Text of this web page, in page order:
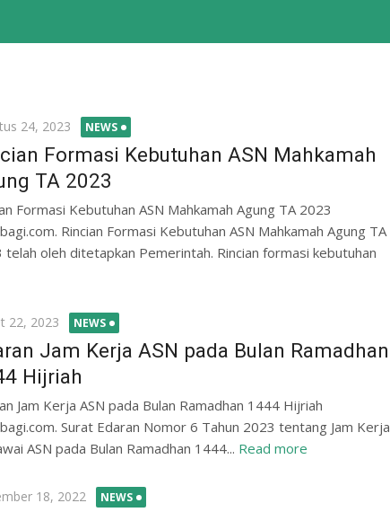
24, 2023 NEWS
Formasi Kebutuhan ASN Mahkamah
TA 2023
Formasi Kebutuhan ASN Mahkamah Agung TA 2023
Rincian Formasi Kebutuhan ASN Mahkamah Agung TA
telah oleh ditetapkan Pemerintah. Rincian formasi kebutuhan
22, 2023 NEWS
Jam Kerja ASN pada Bulan Ramadhan
Hijriah
Jam Kerja ASN pada Bulan Ramadhan 1444 Hijriah
Surat Edaran Nomor 6 Tahun 2023 tentang Jam Kerja
ASN pada Bulan Ramadhan 1444... Read more
18, 2022 NEWS